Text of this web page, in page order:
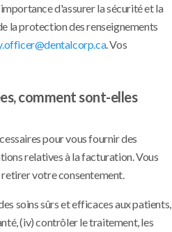
d'assurer la sécurité et la
la protection des renseignements
. Vos
comment sont-elles
pour vous fournir des
relatives à la facturation. Vous
votre consentement.
soins sûrs et efficaces aux patients,
(iv) contrôler le traitement, les